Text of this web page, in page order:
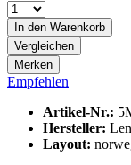
In den Warenkorb
Vergleichen
Merken
Empfehlen
Artikel-Nr.:
Hersteller:
Layout: